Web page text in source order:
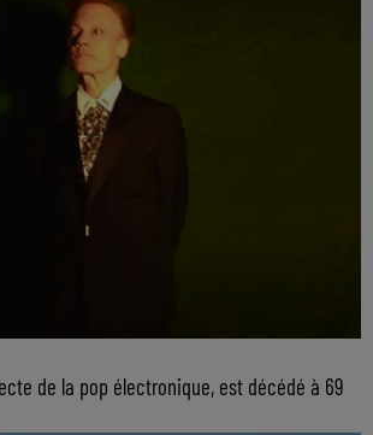
de la pop électronique, est décédé à 69